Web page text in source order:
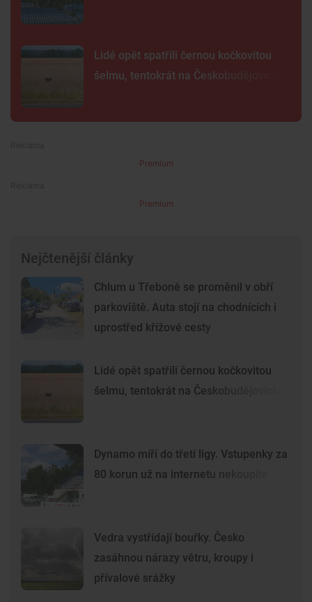
Lidé opět spatřili černou kočkovitou
šelmu, tentokrát na Českobudějovicku
Premium
Premium
Nejčtenější články
Chlum u Třeboně se proměnil v obří
parkoviště. Auta stojí na chodnících i
uprostřed křížové cesty
Lidé opět spatřili černou kočkovitou
šelmu, tentokrát na Českobudějovicku
Dynamo míří do třetí ligy. Vstupenky za
80 korun už na internetu nekoupíte
Vedra vystřídají bouřky. Česko
zasáhnou nárazy větru, kroupy i
přívalové srážky